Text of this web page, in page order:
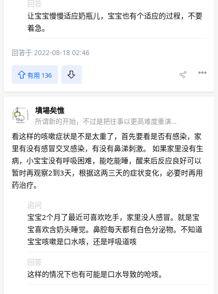
回答
让宝宝慢慢适应奶瓶儿，宝宝也有个适应的过程，不要
着急。
回答于 2022-08-18 02:46
有用 136
墳場矣憔
所谓新的开始，不过是把往事以更高难度重演一遍
看这样的咳嗽症状是不是太重了，首先要看是否有感染，家
里有没有感冒交叉感染，有没有鼻涕刺激。 如果家里没有生
病，小宝宝没有呼吸困难，能吃能睡，醒来后反应良好可以
暂时再观察2到3天，根据这两三天的症状变化，必要时再用
药治疗。
追问
宝宝2个月了最近可喜欢吃手，家里没人感冒。就是宝
宝喜欢含奶头睡觉。鼻腔每天都有白色分泌物。不知道
宝宝咳嗽是口水咳，还是呼吸道咳
回答
这样的情况下也有可能是口水导致的呛咳。